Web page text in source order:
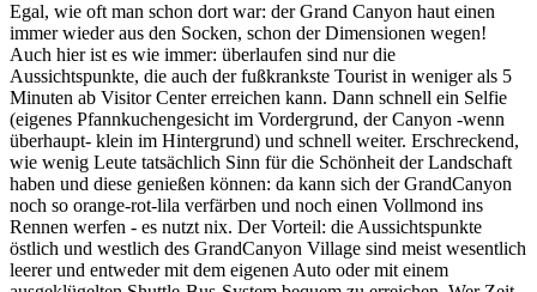
Egal, wie oft man schon dort war: der Grand Canyon haut einen
immer wieder aus den Socken, schon der Dimensionen wegen!
Auch hier ist es wie immer: überlaufen sind nur die
Aussichtspunkte, die auch der fußkrankste Tourist in weniger als 5
Minuten ab Visitor Center erreichen kann. Dann schnell ein Selfie
(eigenes Pfannkuchengesicht im Vordergrund, der Canyon -wenn
überhaupt- klein im Hintergrund) und schnell weiter. Erschreckend,
wie wenig Leute tatsächlich Sinn für die Schönheit der Landschaft
haben und diese genießen können: da kann sich der GrandCanyon
noch so orange-rot-lila verfärben und noch einen Vollmond ins
Rennen werfen - es nutzt nix. Der Vorteil: die Aussichtspunkte
östlich und westlich des GrandCanyon Village sind meist wesentlich
leerer und entweder mit dem eigenen Auto oder mit einem